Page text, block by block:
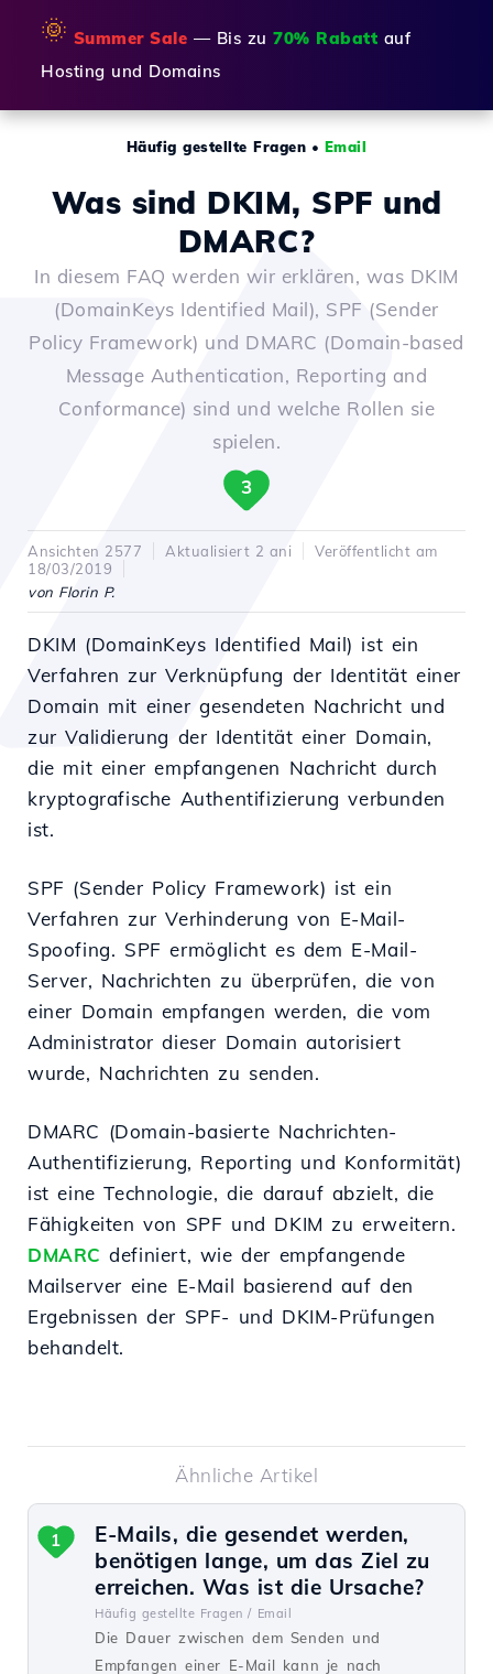
🌞 Summer Sale — Bis zu 70% Rabatt auf
Hosting und Domains
Häufig gestellte Fragen • Email
Was sind DKIM, SPF und
DMARC?
In diesem FAQ werden wir erklären, was DKIM
(DomainKeys Identified Mail), SPF (Sender
Policy Framework) und DMARC (Domain-based
Message Authentication, Reporting and
Conformance) sind und welche Rollen sie
spielen.
3
Ansichten 2577 Aktualisiert 2 ani
Veröffentlicht am
18/03/2019
von Florin P.
DKIM (DomainKeys Identified Mail) ist ein
Verfahren zur Verknüpfung der Identität einer
Domain mit einer gesendeten Nachricht und
zur Validierung der Identität einer Domain,
die mit einer empfangenen Nachricht durch
kryptografische Authentifizierung verbunden
ist.
SPF (Sender Policy Framework) ist ein
Verfahren zur Verhinderung von E-Mail-
Spoofing. SPF ermöglicht es dem E-Mail-
Server, Nachrichten zu überprüfen, die von
einer Domain empfangen werden, die vom
Administrator dieser Domain autorisiert
wurde, Nachrichten zu senden.
DMARC (Domain-basierte Nachrichten-
Authentifizierung, Reporting und Konformität)
ist eine Technologie, die darauf abzielt, die
Fähigkeiten von SPF und DKIM zu erweitern.
DMARC definiert, wie der empfangende
Mailserver eine E-Mail basierend auf den
Ergebnissen der SPF- und DKIM-Prüfungen
behandelt.
Ähnliche Artikel
E-Mails, die gesendet werden,
benötigen lange, um das Ziel zu
erreichen. Was ist die Ursache?
Häufig gestellte Fragen / Email
Die Dauer zwischen dem Senden und
Empfangen einer E-Mail kann je nach
1